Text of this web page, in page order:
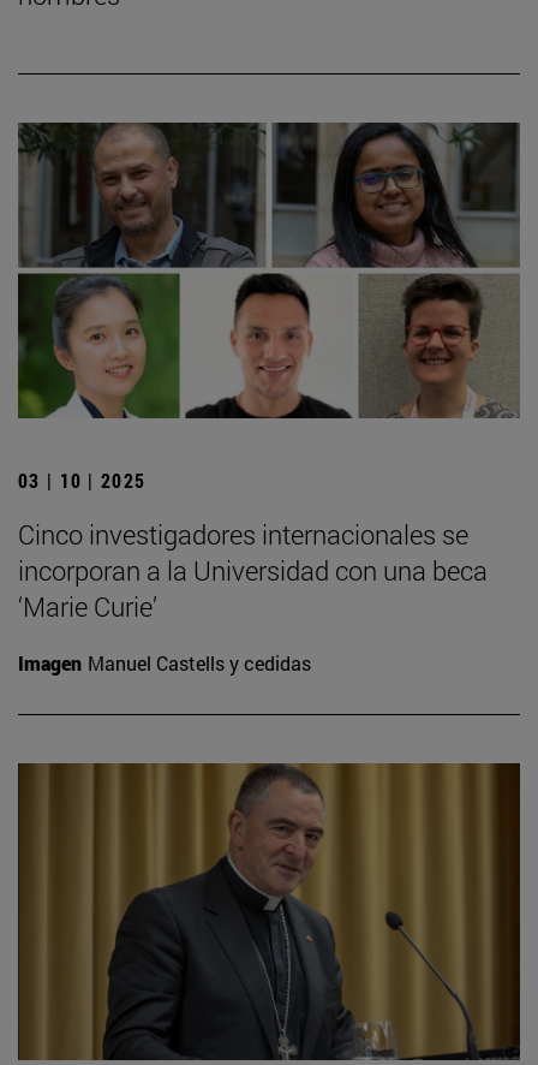
03 | 10 | 2025
Cinco investigadores internacionales se
incorporan a la Universidad con una beca
‘Marie Curie’
Imagen Manuel Castells y cedidas